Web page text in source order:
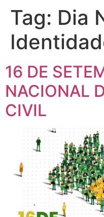
Tag: Dia
16 DE
NACIONAL
CIVIL